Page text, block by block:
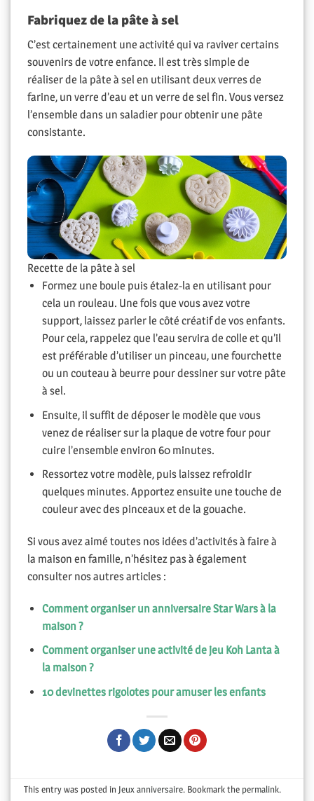
Fabriquez de la pâte à sel
C’est certainement une activité qui va raviver certains
souvenirs de votre enfance. Il est très simple de
réaliser de la pâte à sel en utilisant deux verres de
farine, un verre d’eau et un verre de sel fin. Vous versez
l’ensemble dans un saladier pour obtenir une pâte
consistante.
Recette de la pâte à sel
Formez une boule puis étalez-la en utilisant pour
cela un rouleau. Une fois que vous avez votre
support, laissez parler le côté créatif de vos enfants.
Pour cela, rappelez que l’eau servira de colle et qu’il
est préférable d’utiliser un pinceau, une fourchette
ou un couteau à beurre pour dessiner sur votre pâte
à sel.
Ensuite, il suffit de déposer le modèle que vous
venez de réaliser sur la plaque de votre four pour
cuire l’ensemble environ 60 minutes.
Ressortez votre modèle, puis laissez refroidir
quelques minutes. Apportez ensuite une touche de
couleur avec des pinceaux et de la gouache.
Si vous avez aimé toutes nos idées d’activités à faire à
la maison en famille, n’hésitez pas à également
consulter nos autres articles :
Comment organiser un anniversaire Star Wars à la
maison ?
Comment organiser une activité de jeu Koh Lanta à
la maison ?
10 devinettes rigolotes pour amuser les enfants
This entry was posted in Jeux anniversaire. Bookmark the permalink.